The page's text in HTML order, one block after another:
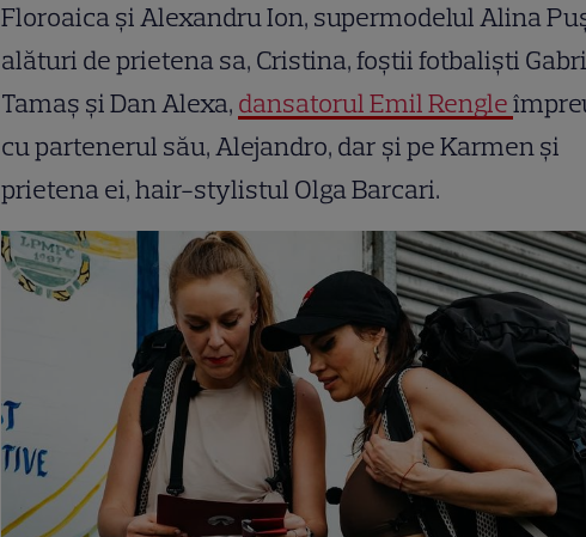
Floroaica și Alexandru Ion, supermodelul Alina
alături de prietena sa, Cristina, foștii fotbaliști
Tamaș și Dan Alexa, dansatorul Emil Rengle
cu partenerul său, Alejandro, dar și pe Karmen și
prietena ei, hair-stylistul Olga Barcari.